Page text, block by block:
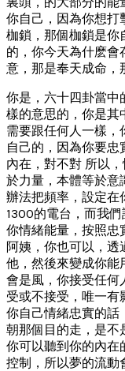
你自己，因為你想打
枷鎖，那個枷鎖是你
的，你今天為什麽會
意，那是奉天成命，
你是，六十四卦當中
樣的意思的，你是其
需要跟任何人一樣
自己的，因為你要
內在，對不對 所以
於力量，本體等於意
辦法把頻率，設定在
1300的電台，而我
你情緒能量，按照忠
阿姨，你也可以，
他，然後來變成你能
會是風，你接受任何
受或不接受，唯一
你自己情緒忠實的話
朝那個目的走，是不
你可以聽到你的內在
控制，所以夢的流動